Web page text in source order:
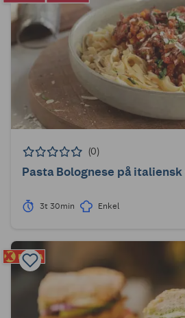
(0)
Pasta Bolognese på italiensk
3t 30min Enkel